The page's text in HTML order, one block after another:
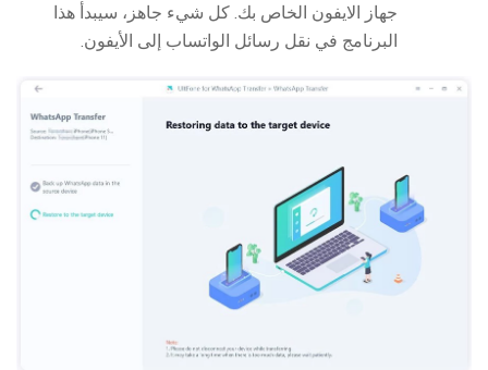
جهاز الايفون الخاص بك. كل شيء جاهز، سيبدأ هذا
البرنامج في نقل رسائل الواتساب إلى الأيفون.